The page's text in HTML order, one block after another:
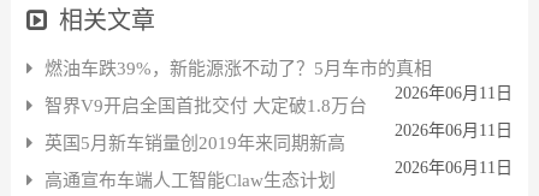
相关文章
燃油车跌39%，新能源涨不动了？5月车市的真相
2026年06月11日
智界V9开启全国首批交付 大定破1.8万台
2026年06月11日
英国5月新车销量创2019年来同期新高
2026年06月11日
高通宣布车端人工智能Claw生态计划